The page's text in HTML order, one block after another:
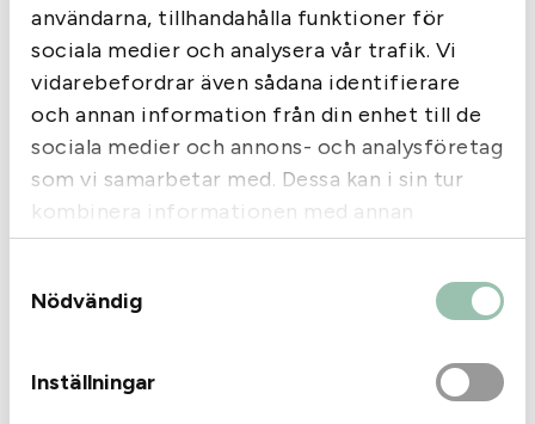
användarna, tillhandahålla funktioner för
sociala medier och analysera vår trafik. Vi
vidarebefordrar även sådana identifierare
och annan information från din enhet till de
sociala medier och annons- och analysföretag
som vi samarbetar med. Dessa kan i sin tur
kombinera informationen med annan
information som du har tillhandahållit eller
som de har samlat in när du har använt deras
tjänster.
Nödvändig
Inställningar
o
U
l
l
m
ä
n
d
naturliga känslan och komforten som merinoull ger.
33% Merinoull
51% Polyamid
2% Elastan
Liknande produkter